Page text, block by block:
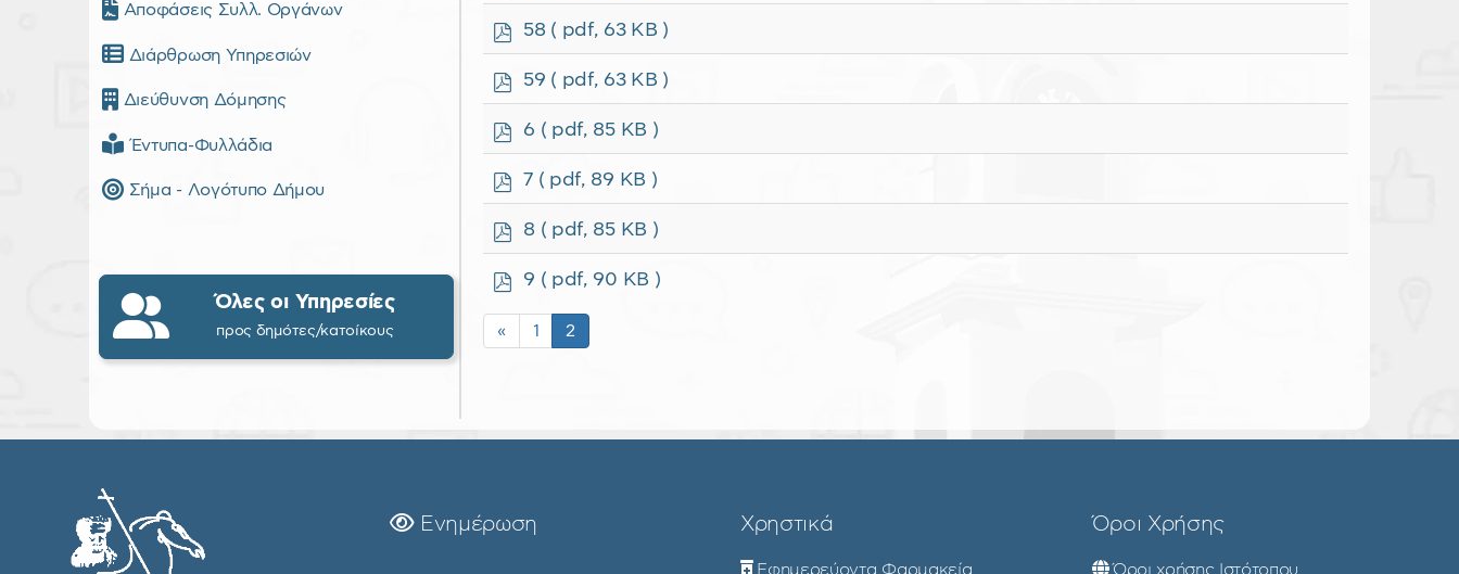
p
58 ( pdf, 63 KB )
p
59 ( pdf, 63 KB )
p
f
6 ( pdf, 85 KB )
p
7 ( pdf, 89 KB )
p
8 ( pdf, 85 KB )
p
f
9 ( pdf, 90 KB )
« 1 2
Αποφάσεις Συλλ. Οργάνων
Διάρθρωση Υπηρεσιών
Διεύθυνση Δόμησης
Έντυπα-Φυλλάδια
Σήμα - Λογότυπο Δήμου
Όλες οι Υπηρεσίες
προς δημότες/κατοίκους
Ενημέρωση Χρηστικά
Εφημερεύοντα Φαρμακεία
Όροι Χρήσης
Όροι χρήσης Ιστότοπου